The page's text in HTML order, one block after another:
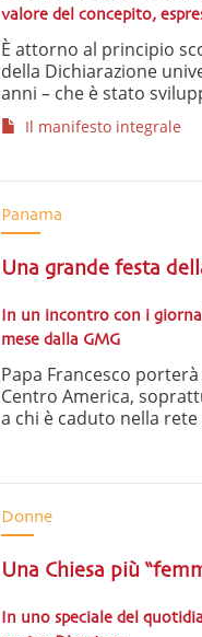
valore del concepito,
È attorno al principio
della Dichiarazione
anni – che è stato
Il manifesto integrale
Panama
Una grande festa
In un incontro con i
mese dalla GMG
Papa Francesco
Centro America,
a chi è caduto nella rete
Donne
Una Chiesa più
In uno speciale del